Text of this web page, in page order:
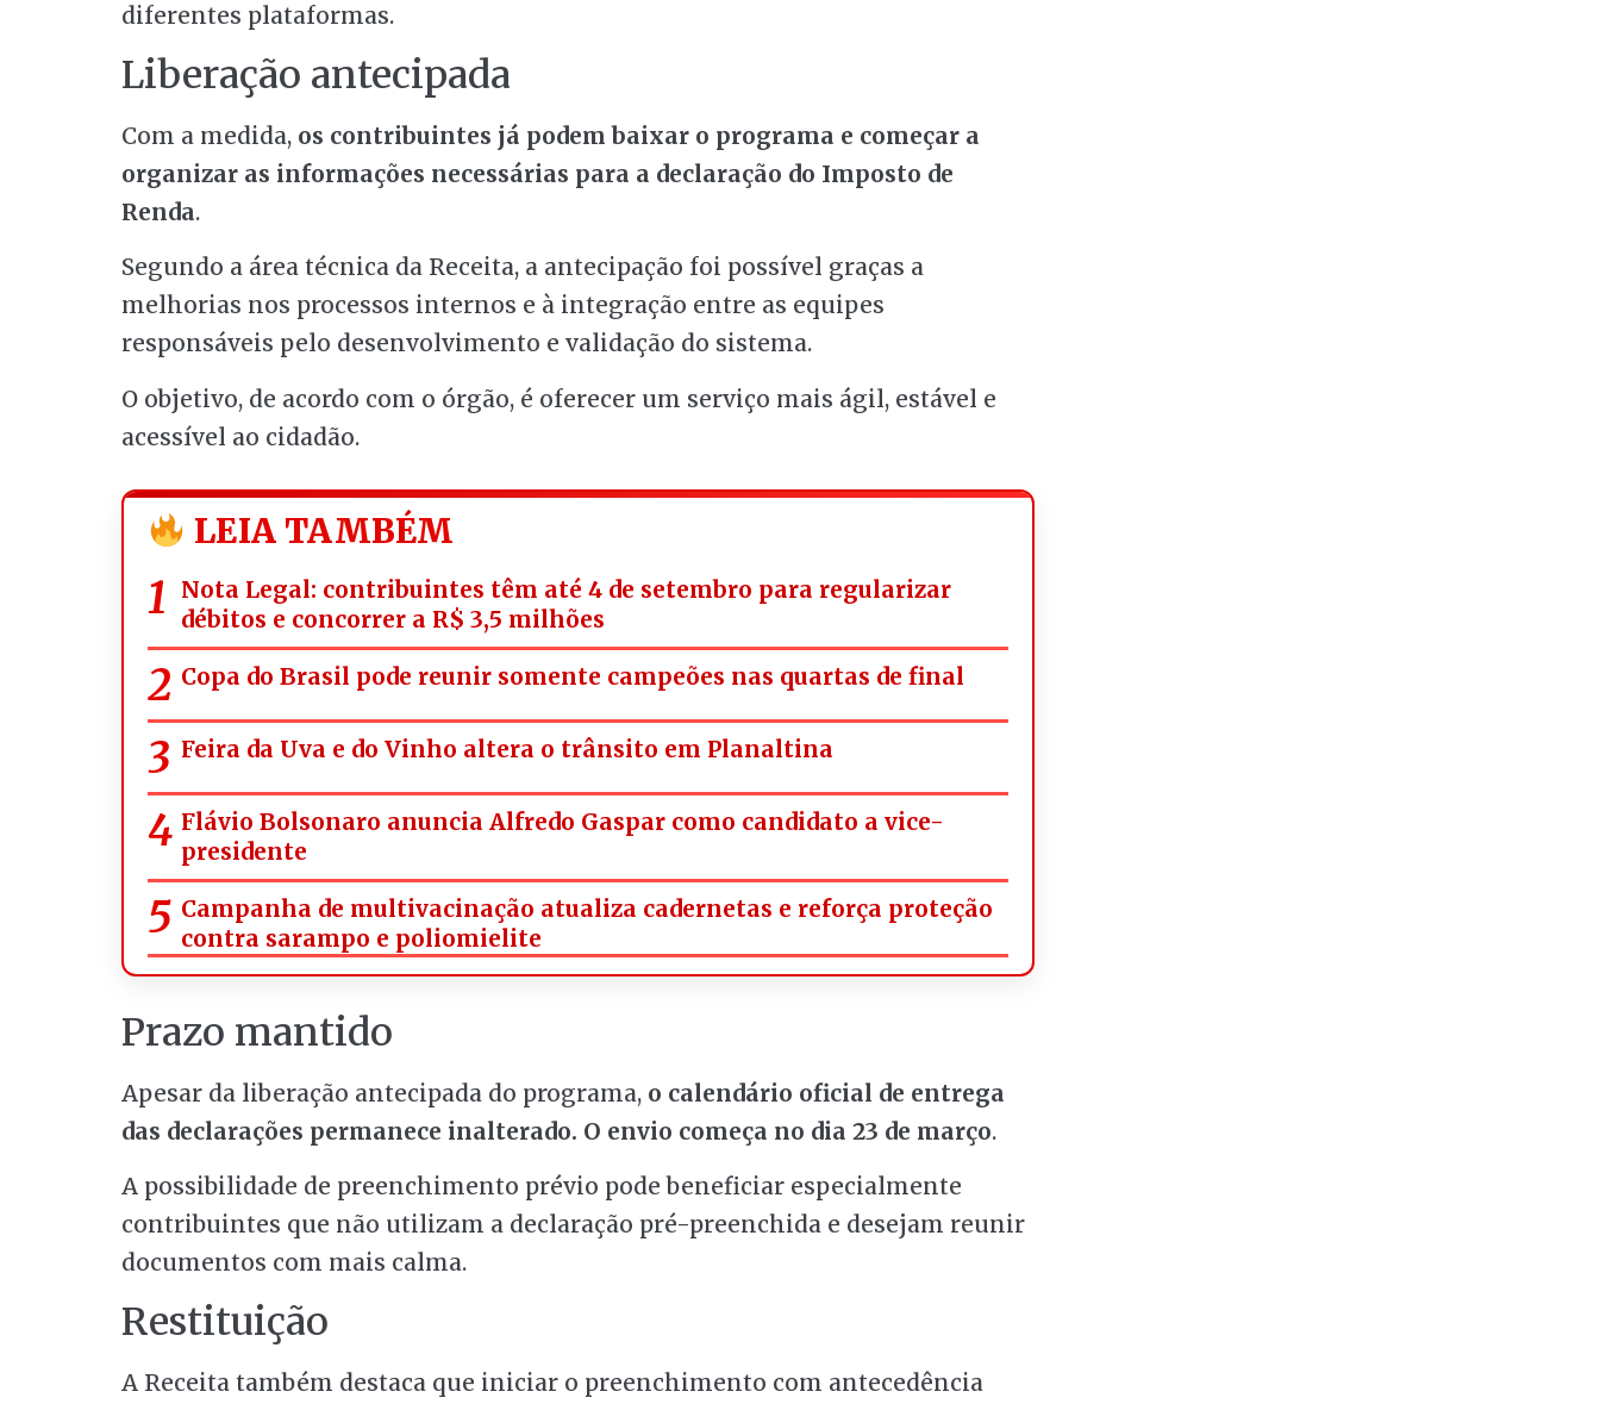
diferentes plataformas.
Liberação antecipada
Com a medida, os contribuintes já podem baixar o programa e começar a
organizar as informações necessárias para a declaração do Imposto de
Renda.
Segundo a área técnica da Receita, a antecipação foi possível graças a
melhorias nos processos internos e à integração entre as equipes
responsáveis pelo desenvolvimento e validação do sistema.
O objetivo, de acordo com o órgão, é oferecer um serviço mais ágil, estável e
acessível ao cidadão.
LEIA TAMBÉM
Nota Legal: contribuintes têm até 4 de setembro para regularizar
débitos e concorrer a R$ 3,5 milhões
Copa do Brasil pode reunir somente campeões nas quartas de final
Feira da Uva e do Vinho altera o trânsito em Planaltina
Flávio Bolsonaro anuncia Alfredo Gaspar como candidato a vice-
presidente
Campanha de multivacinação atualiza cadernetas e reforça proteção
contra sarampo e poliomielite
Prazo mantido
Apesar da liberação antecipada do programa, o calendário oficial de entrega
das declarações permanece inalterado. O envio começa no dia 23 de março.
A possibilidade de preenchimento prévio pode beneficiar especialmente
contribuintes que não utilizam a declaração pré-preenchida e desejam reunir
documentos com mais calma.
Restituição
A Receita também destaca que iniciar o preenchimento com antecedência